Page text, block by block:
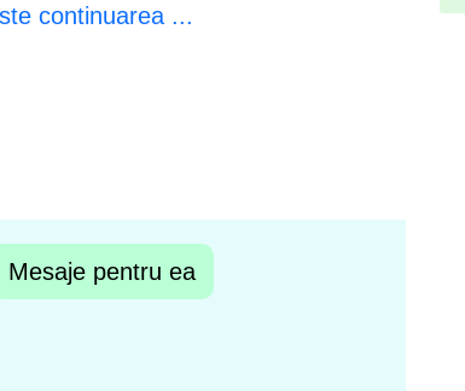
continuarea ...
Mesaje pentru ea